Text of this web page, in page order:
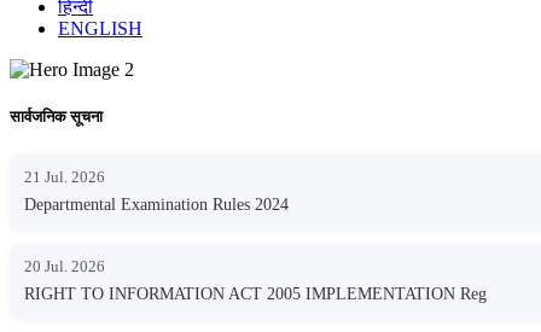
हिन्दी
ENGLISH
सार्वजनिक सूचना
21 Jul. 2026
Departmental Examination Rules 2024
20 Jul. 2026
RIGHT TO INFORMATION ACT 2005 IMPLEMENTATION Reg